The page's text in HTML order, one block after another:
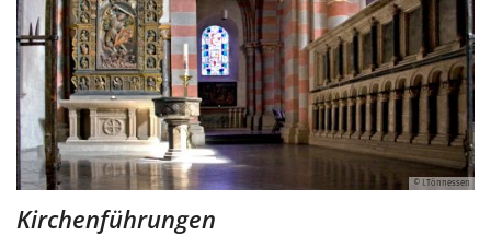
© I.Tönnessen
Kirchenführungen